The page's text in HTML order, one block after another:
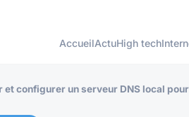
AccueilActuHigh tech
et configurer un serveur DNS local